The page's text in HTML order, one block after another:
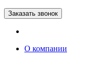
Заказать звонок
О компании